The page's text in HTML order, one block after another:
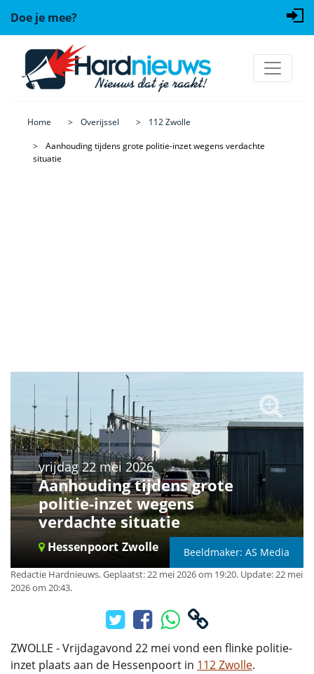
Doe je mee?
Home Overijssel
112 Zwolle
Aanhouding tijdens grote politie-inzet wegens verdachte
situatie
vrijdag 22 mei 2026
Aanhouding tijdens grote
politie-inzet wegens
verdachte situatie
Hessenpoort Zwolle Beeldmaker: AS Media
Redactie Hardnieuws.Geplaatst: 22 mei 2026 om 19:20. Update: 22 mei
2026 om 20:43.
ZWOLLE - Vrijdagavond 22 mei vond een flinke politie-
inzet plaats aan de Hessenpoort in 112 Zwolle.